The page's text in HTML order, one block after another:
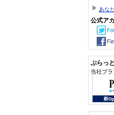
あな
公式ア
ぷらっ
当社ブ